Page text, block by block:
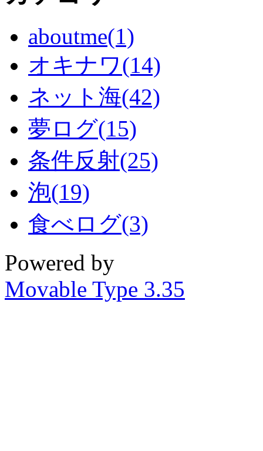
aboutme(1)
オキナワ(14)
ネット海(42)
夢ログ(15)
条件反射(25)
泡(19)
食べログ(3)
Powered by
Movable Type 3.35